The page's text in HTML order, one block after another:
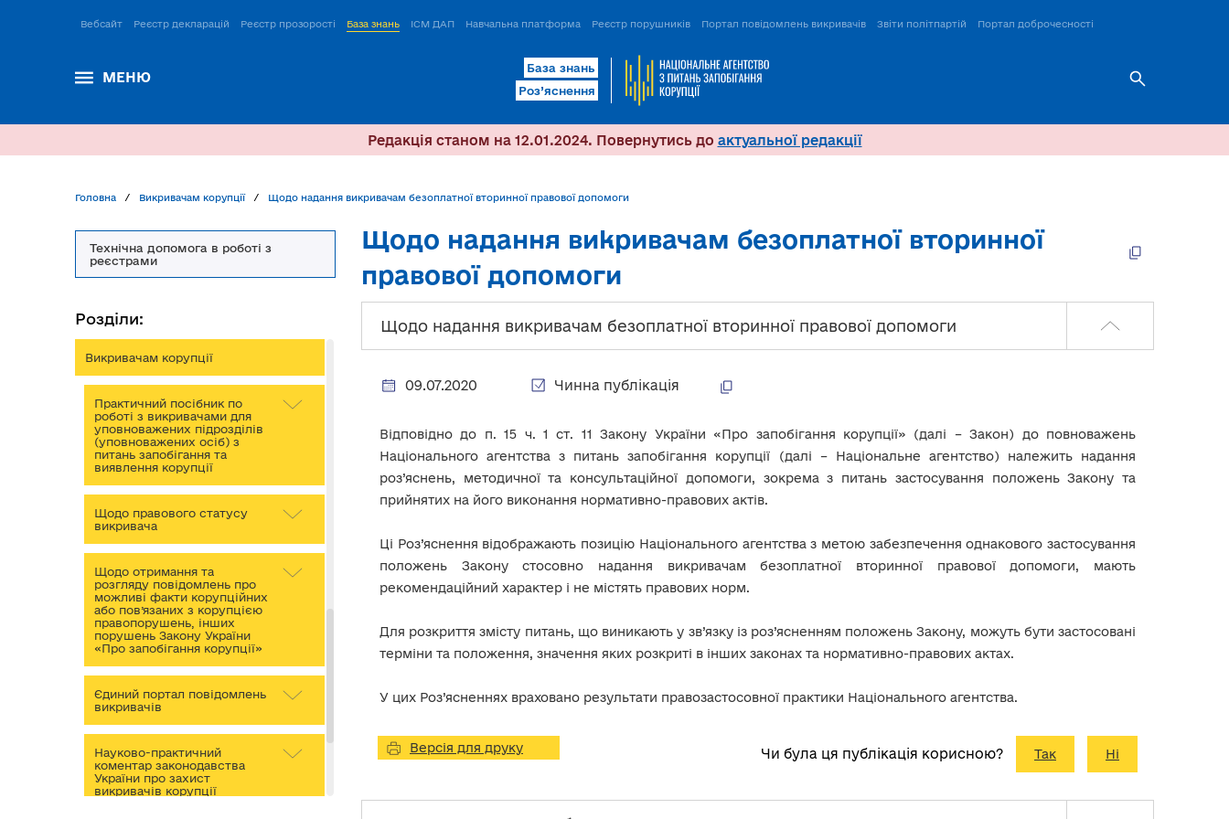
Вебсайт Реєстр декларацій Реєстр прозорості База знань ІСМ ДАП Навчальна платформа Реєстр порушників Портал повідомлень викривачів Звіти політпартій Портал доброчесності
МЕНЮ
База знань
Роз’яснення
Редакція станом на 12.01.2024. Повернутись до актуальної редакції
Головна Викривачам корупції Щодо надання викривачам безоплатної вторинної правової допомоги
Технічна допомога в роботі з
реєстрами
Розділи:
Викривачам корупції
Практичний посібник по
роботі з викривачами для
уповноважених підрозділів
(уповноважених осіб) з
питань запобігання та
виявлення корупції
Щодо правового статусу
викривача
Щодо отримання та
розгляду повідомлень про
можливі факти корупційних
або пов’язаних з корупцією
правопорушень, інших
порушень Закону України
«Про запобігання корупції»
Єдиний портал повідомлень
викривачів
Науково-практичний
коментар законодавства
України про захист
викривачів корупції
Щодо надання викривачам безоплатної вторинної
правової допомоги
Щодо надання викривачам безоплатної вторинної правової допомоги
09.07.2020 Чинна публікація
Відповідно до п. 15 ч. 1 ст. 11 Закону України «Про запобігання корупції» (далі – Закон) до повноважень
Національного агентства з питань запобігання корупції (далі – Національне агентство) належить надання
роз’яснень, методичної та консультаційної допомоги, зокрема з питань застосування положень Закону та
прийнятих на його виконання нормативно-правових актів.
Ці Роз’яснення відображають позицію Національного агентства з метою забезпечення однакового застосування
положень Закону стосовно надання викривачам безоплатної вторинної правової допомоги, мають
рекомендаційний характер і не містять правових норм.
Для розкриття змісту питань, що виникають у зв’язку із роз’ясненням положень Закону, можуть бути застосовані
терміни та положення, значення яких розкриті в інших законах та нормативно-правових актах.
У цих Роз’ясненнях враховано результати правозастосовної практики Національного агентства.
Версія для друку Чи була ця публікація корисною? Так Ні